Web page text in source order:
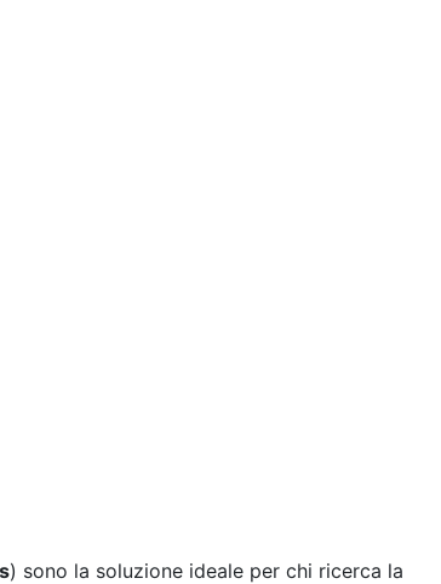
Kontext fungierthttps://viking-luck.com/
) sono la soluzione ideale per chi ricerca la